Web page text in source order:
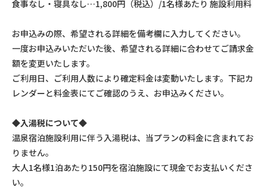
食事なし・寝具なし…1,800円（税込）/1名様あたり 施設利用料
お申込みの際、希望される詳細を備考欄に入力してください。
一度お申込みいただいた後、希望される詳細に合わせてご請求金
額を変更いたします。
ご利用日、ご利用人数により確定料金は変動いたします。下記カ
レンダーと料金表にてご確認のうえ、お申込みください。
◆入湯税について◆
温泉宿泊施設利用に伴う入湯税は、当プランの料金に含まれてお
りません。
大人1名様1泊あたり150円を宿泊施設にて現金でお支払いくださ
い。